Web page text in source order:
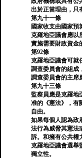
出於正當理由，只
第九十一條
國家收支由國家預
克羅地亞議會應以
實施需要財政資金
第92條
克羅地亞議會可就
調查委員會的組成
調查委員會的主席
第九十三條
監察員應是克羅地
准的《憲法》，有
自由。
如果每個人認為政
法行為威脅其憲法
訴。和擁有公共權
克羅地亞議會選舉
獨立性。